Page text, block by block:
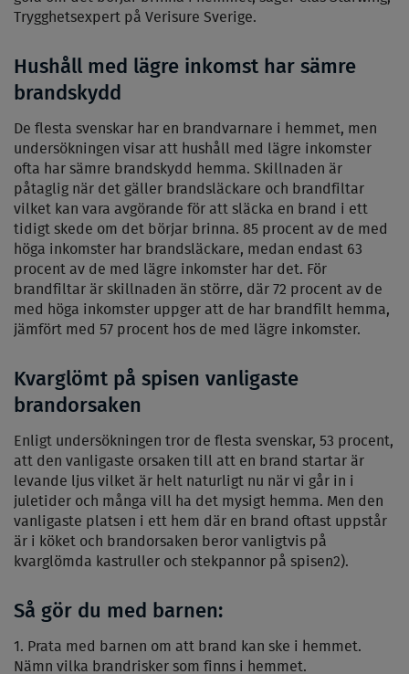
Trygghetsexpert på Verisure Sverige.
Hushåll med lägre inkomst har sämre
brandskydd
De flesta svenskar har en brandvarnare i hemmet, men
undersökningen visar att hushåll med lägre inkomster
ofta har sämre brandskydd hemma. Skillnaden är
påtaglig när det gäller brandsläckare och brandfiltar
vilket kan vara avgörande för att släcka en brand i ett
tidigt skede om det börjar brinna. 85 procent av de med
höga inkomster har brandsläckare, medan endast 63
procent av de med lägre inkomster har det. För
brandfiltar är skillnaden än större, där 72 procent av de
med höga inkomster uppger att de har brandfilt hemma,
jämfört med 57 procent hos de med lägre inkomster.
Kvarglömt på spisen vanligaste
brandorsaken
Enligt undersökningen tror de flesta svenskar, 53 procent,
att den vanligaste orsaken till att en brand startar är
levande ljus vilket är helt naturligt nu när vi går in i
juletider och många vill ha det mysigt hemma. Men den
vanligaste platsen i ett hem där en brand oftast uppstår
är i köket och brandorsaken beror vanligtvis på
kvarglömda kastruller och stekpannor på spisen2).
Så gör du med barnen:
Prata med barnen om att brand kan ske i hemmet.
Nämn vilka brandrisker som finns i hemmet.